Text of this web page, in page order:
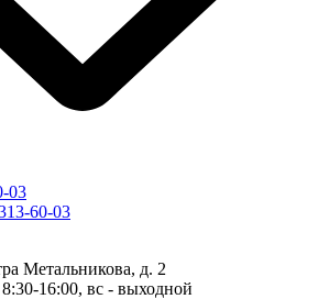
03
60-03
Метальникова, д. 2
16:00, вс - выходной